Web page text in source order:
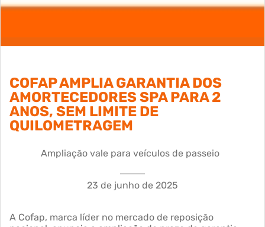
COFAP AMPLIA GARANTIA DOS
AMORTECEDORES SPA PARA 2
ANOS, SEM LIMITE DE
QUILOMETRAGEM
Ampliação vale para veículos de passeio
23 de junho de 2025
A Cofap, marca líder no mercado de reposição